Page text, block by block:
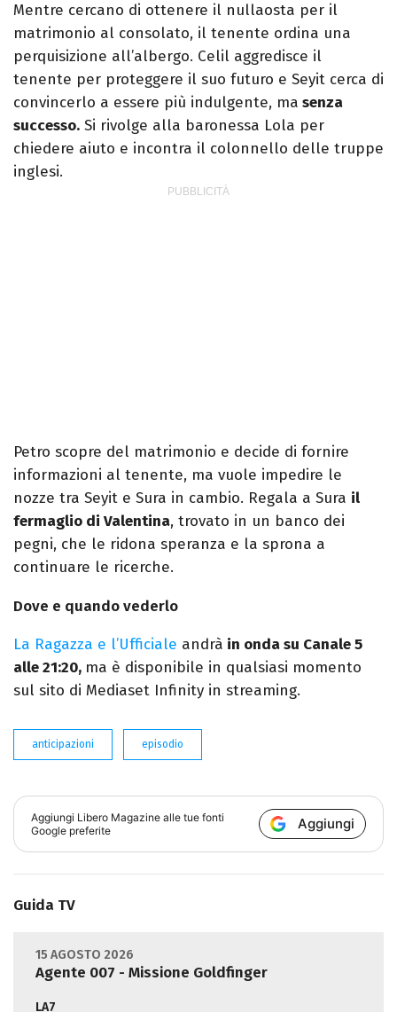
Mentre cercano di ottenere il nullaosta per il
matrimonio al consolato, il tenente ordina una
perquisizione all’albergo. Celil aggredisce il
tenente per proteggere il suo futuro e Seyit cerca di
convincerlo a essere più indulgente, ma senza
successo. Si rivolge alla baronessa Lola per
chiedere aiuto e incontra il colonnello delle truppe
inglesi.
Petro scopre del matrimonio e decide di fornire
informazioni al tenente, ma vuole impedire le
nozze tra Seyit e Sura in cambio. Regala a Sura il
fermaglio di Valentina, trovato in un banco dei
pegni, che le ridona speranza e la sprona a
continuare le ricerche.
Dove e quando vederlo
La Ragazza e l’Ufficiale andrà in onda su Canale 5
alle 21:20, ma è disponibile in qualsiasi momento
sul sito di Mediaset Infinity in streaming.
anticipazioni episodio
Aggiungi Libero Magazine alle tue fonti
Google preferite
Aggiungi
Guida TV
15 AGOSTO 2026
Agente 007 - Missione Goldfinger
LA7